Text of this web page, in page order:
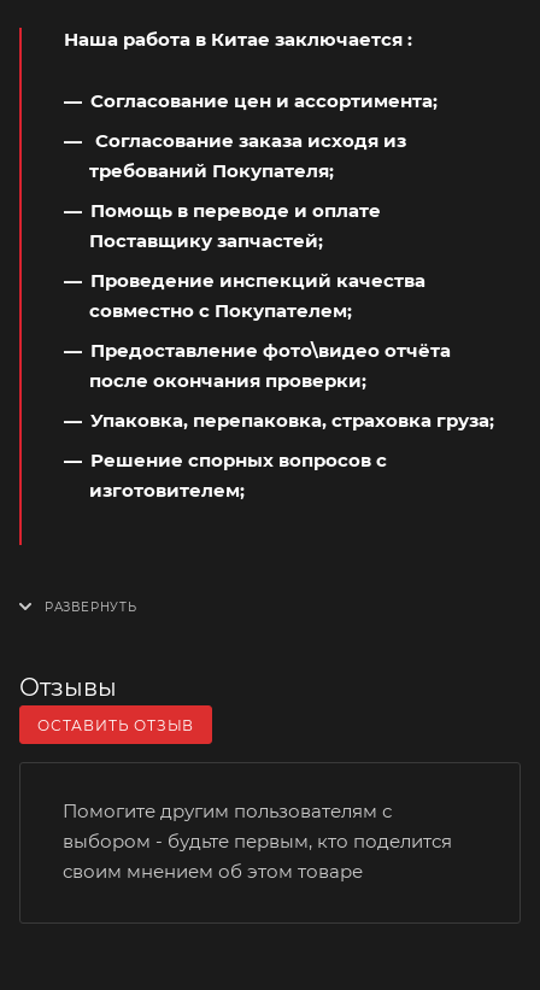
Наша работа в Китае заключается :
Согласование цен и ассортимента;
Согласование заказа исходя из
требований Покупателя;
Помощь в переводе и оплате
Поставщику запчастей;
Проведение инспекций качества
совместно с Покупателем;
Предоставление фото\видео отчёта
после окончания проверки;
Упаковка, перепаковка, страховка груза;
Решение спорных вопросов с
изготовителем;
Отзывы
ОСТАВИТЬ ОТЗЫВ
Помогите другим пользователям с
выбором - будьте первым, кто поделится
своим мнением об этом товаре